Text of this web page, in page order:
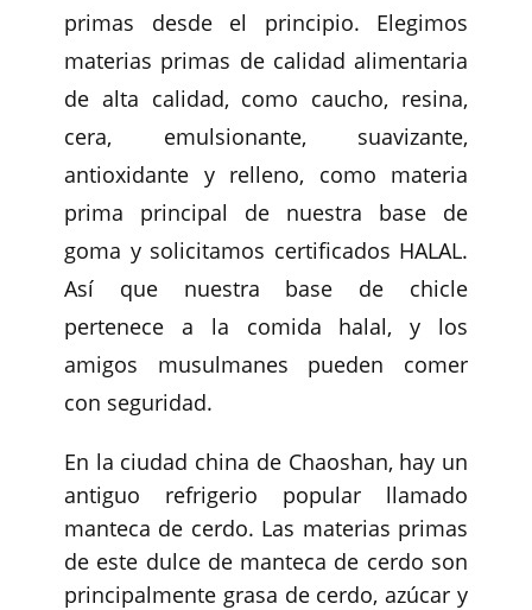
primas desde el principio. Elegimos
materias primas de calidad alimentaria
de alta calidad, como caucho, resina,
cera, emulsionante, suavizante,
antioxidante y relleno, como materia
prima principal de nuestra base de
goma y solicitamos certificados HALAL.
Así que nuestra base de chicle
pertenece a la comida halal, y los
amigos musulmanes pueden comer
con seguridad.
En la ciudad china de Chaoshan, hay un
antiguo refrigerio popular llamado
manteca de cerdo. Las materias primas
de este dulce de manteca de cerdo son
principalmente grasa de cerdo, azúcar y